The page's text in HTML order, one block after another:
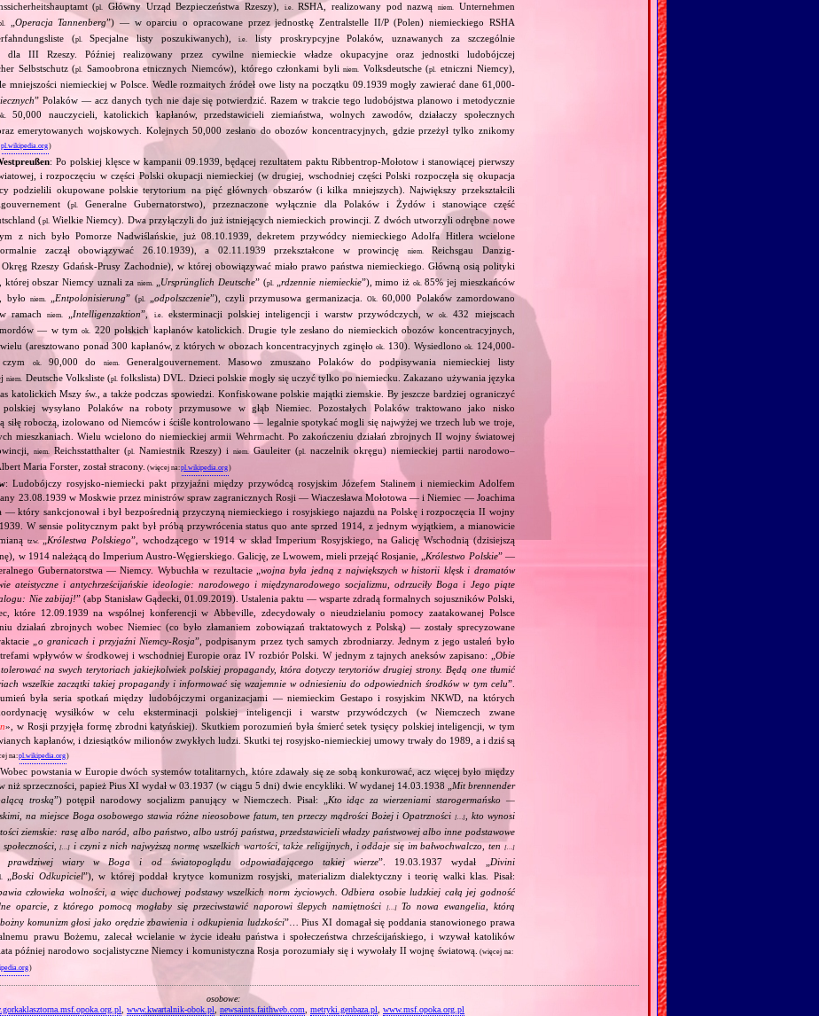
(pl. Główny Urząd Bezpieczeństwa Rzeszy), i.e.RSHA, realizowany pod nazwą niem.Unternehmen
„Operacja Tannenberg”) — w oparciu o opracowane przez jednostkę Zentralstelle II/P (Polen) niemieckiego RSHA
(pl.Specjalne listy poszukiwanych),i.e.
listy proskrypcyjne Polaków, uznawanych za szczególnie
dla III Rzeszy. Później realizowany przez cywilne niemieckie władze okupacyjne oraz jednostki ludobójczej
Selbstschutz (pl. Samoobrona etnicznych Niemców), którego członkami byliniem. Volksdeutsche (pl. etniczni Niemcy),
mniejszości niemieckiej w Polsce. Wedle rozmaitych źródeł owe listy na początku 09.1939 mogły zawierać dane 61,000‐
” Polaków — acz danych tych nie daje się potwierdzić. Razem w trakcie tego ludobójstwa planowo i metodycznie
50,000 nauczycieli, katolickich kapłanów, przedstawicieli ziemiaństwa, wolnych zawodów, działaczy społecznych
emerytowanych wojskowych. Kolejnych 50,000 zesłano do obozów koncentracyjnych, gdzie przeżył tylko znikomy
pl.wikipedia.org)
: Po polskiej klęsce w kampanii 09.1939, będącej rezultatem paktu Ribbentrop‐Mołotow i stanowiącej pierwszy
i rozpoczęciu w części Polski okupacji niemieckiej (w drugiej, wschodniej części Polski rozpoczęła się okupacja
podzielili okupowane polskie terytorium na pięć głównych obszarów (i kilka mniejszych). Największy przekształcili
(pl. Generalne Gubernatorstwo), przeznaczone wyłącznie dla Polaków i Żydów i stanowiące część
(pl.Wielkie Niemcy). Dwa przyłączyli do już istniejących niemieckich prowincji. Z dwóch utworzyli odrębne nowe
z nich było Pomorze Nadwiślańskie, już 08.10.1939, dekretem przywódcy niemieckiego Adolfa Hitlera wcielone
zaczął obowiązywać 26.10.1939), a 02.11.1939 przekształcone w prowincję
niem.Reichsgau Danzig‐
Okręg Rzeszy Gdańsk‐Prusy Zachodnie), w której obowiązywać miało prawo państwa niemieckiego. Główną osią polityki
obszar Niemcy uznali za niem.„Ursprünglich Deutsche” (pl.„rdzennie niemieckie”), mimo iż ok.85% jej mieszkańców
było
niem.„Entpolonisierung” (pl.„odpolszczenie”), czyli przymusowa germanizacja.Ok. 60,000 Polaków zamordowano
ramachniem. „Intelligenzaktion”, i.e.eksterminacji polskiej inteligencji i warstw przywódczych, wok.
432 miejscach
mordów — w tymok. 220 polskich kapłanów katolickich. Drugie tyle zesłano do niemieckich obozów koncentracyjnych,
(aresztowano ponad 300 kapłanów, z których w obozach koncentracyjnych zginęłook. 130). Wysiedlonook. 124,000‐
ok.90,000 do niem.Generalgouvernement. Masowo zmuszano Polaków do podpisywania niemieckiej listy
niem. Deutsche Volksliste (pl.folkslista) DVL. Dzieci polskie mogły się uczyć tylko po niemiecku. Zakazano używania języka
katolickich Mszy św., a także podczas spowiedzi. Konfiskowane polskie majątki ziemskie. By jeszcze bardziej ograniczyć
wysyłano Polaków na roboty przymusowe w głąb Niemiec. Pozostałych Polaków traktowano jako nisko
siłę roboczą, izolowano od Niemców i ściśle kontrolowano — legalnie spotykać mogli się najwyżej we trzech lub we troje,
mieszkaniach. Wielu wcielono do niemieckiej armii Wehrmacht. Po zakończeniu działań zbrojnych II wojny światowej
niem. Reichsstatthalter (pl. Namiestnik Rzeszy) i niem.Gauleiter (pl.naczelnik okręgu) niemieckiej partii narodowo–
Maria Forster, został stracony. (więcej na:pl.wikipedia.org)
: Ludobójczy rosyjsko‐niemiecki pakt przyjaźni między przywódcą rosyjskim Józefem Stalinem i niemieckim Adolfem
23.08.1939 w Moskwie przez ministrów spraw zagranicznych Rosji — Wiaczesława Mołotowa — i Niemiec — Joachima
— który sankcjonował i był bezpośrednią przyczyną niemieckiego i rosyjskiego najazdu na Polskę i rozpoczęcia II wojny
W sensie politycznym pakt był próbą przywrócenia status quo ante sprzed 1914, z jednym wyjątkiem, a mianowicie
tzw.„Królestwa Polskiego”, wchodzącego w 1914 w skład Imperium Rosyjskiego, na Galicję Wschodnią (dzisiejszą
w 1914 należącą do Imperium Austro‐Węgierskiego. Galicję, ze Lwowem, mieli przejąć Rosjanie, „Królestwo Polskie” —
Gubernatorstwa — Niemcy. Wybuchła w rezultacie „wojna była jedną z największych w historii klęsk i dramatów
ateistyczne i antychrześcijańskie ideologie: narodowego i międzynarodowego socjalizmu, odrzuciły Boga i Jego piąte
Nie zabijaj!” (abp Stanisław Gądecki, 01.09.2019). Ustalenia paktu — wsparte zdradą formalnych sojuszników Polski,
które 12.09.1939 na wspólnej konferencji w Abbeville, zdecydowały o nieudzielaniu pomocy zaatakowanej Polsce
działań zbrojnych wobec Niemiec (co było złamaniem zobowiązań traktatowych z Polską) — zostały sprecyzowane
„o granicach i przyjaźni Niemcy‐Rosja”, podpisanym przez tych samych zbrodniarzy. Jednym z jego ustaleń było
wpływów w środkowej i wschodniej Europie oraz IV rozbiór Polski. W jednym z tajnych aneksów zapisano: „Obie
na swych terytoriach jakiejkolwiek polskiej propagandy, która dotyczy terytoriów drugiej strony. Będą one tłumić
wszelkie zaczątki takiej propagandy i informować się wzajemnie w odniesieniu do odpowiednich środków w tym celu”.
była seria spotkań między ludobójczymi organizacjami — niemieckim Gestapo i rosyjskim NKWD, na których
wysiłków w celu eksterminacji polskiej inteligencji i warstw przywódczych (w Niemczech zwane
», w Rosji przyjęła formę zbrodni katyńskiej). Skutkiem porozumień była śmierć setek tysięcy polskiej inteligencji, w tym
kapłanów, i dziesiątków milionów zwykłych ludzi. Skutki tej rosyjsko‐niemieckiej umowy trwały do 1989, a i dziś są
na:pl.wikipedia.org)
powstania w Europie dwóch systemów totalitarnych, które zdawały się ze sobą konkurować, acz więcej było między
niż sprzeczności, papież Pius XI wydał w 03.1937 (w ciągu 5 dni) dwie encykliki. W wydanej 14.03.1938 „Mit brennender
troską”) potępił narodowy socjalizm panujący w Niemczech. Pisał: „Kto idąc za wierzeniami starogermańsko —
na miejsce Boga osobowego stawia różne nieosobowe fatum, ten przeczy mądrości Bożej i Opatrzności[…], kto wynosi
ziemskie: rasę albo naród, albo państwo, albo ustrój państwa, przedstawicieli władzy państwowej albo inne podstawowe
[…] i czyni z nich najwyższą normę wszelkich wartości, także religijnych, i oddaje się im bałwochwalczo, ten […]
wiary w Boga i od światopoglądu odpowiadającego takiej wierze”. 19.03.1937 wydał „Divini
„Boski Odkupiciel”), w której poddał krytyce komunizm rosyjski, materializm dialektyczny i teorię walki klas. Pisał:
człowieka wolności, a więc duchowej podstawy wszelkich norm życiowych. Odbiera osobie ludzkiej całą jej godność
oparcie, z którego pomocą mogłaby się przeciwstawić naporowi ślepych namiętności
[…]To nowa ewangelia, którą
komunizm głosi jako orędzie zbawienia i odkupienia ludzkości”… Pius XI domagał się poddania stanowionego prawa
prawu Bożemu, zalecał wcielanie w życie ideału państwa i społeczeństwa chrześcijańskiego, i wzywał katolików
później narodowo socjalistyczne Niemcy i komunistyczna Rosja porozumiały się i wywołały II wojnę światową. (więcej na:
)
osobowe:
www.kwartalnik-obok.pl newsaints.faithweb.com metryki.genbaza.pl www.msf.opoka.org.pl